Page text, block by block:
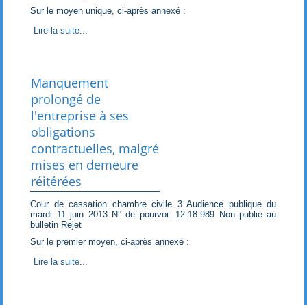
Sur le moyen unique, ci-après annexé :
Lire la suite...
Manquement
prolongé de
l'entreprise à ses
obligations
contractuelles, malgré
mises en demeure
réitérées
Cour de cassation chambre civile 3 Audience publique du
mardi 11 juin 2013 N° de pourvoi: 12-18.989 Non publié au
bulletin Rejet
Sur le premier moyen, ci-après annexé :
Lire la suite...